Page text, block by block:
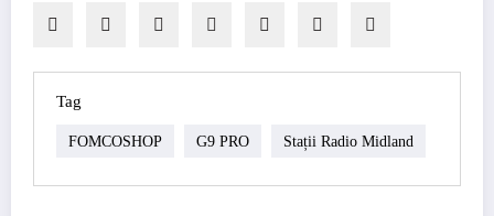
Tag
FOMCOSHOP G9 PRO Stații Radio Midland